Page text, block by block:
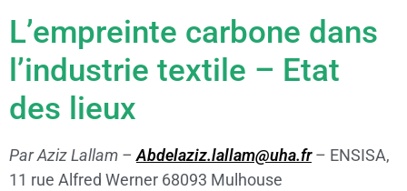
L’empreinte carbone dans
l’industrie textile – Etat
des lieux
Par Aziz Lallam –Abdelaziz.lallam@uha.fr– ENSISA,
11 rue Alfred Werner 68093 Mulhouse